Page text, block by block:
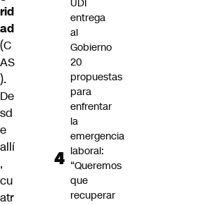
rid
ad
(C
AS
).
De
sd
e
allí
,
cu
atr
UDI
entrega
al
Gobierno
20
propuestas
para
enfrentar
la
emergencia
laboral:
“Queremos
que
recuperar